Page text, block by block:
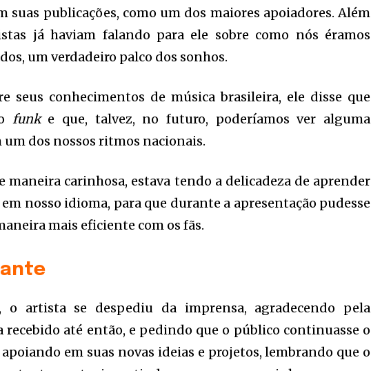
suas publicações, como um dos maiores apoiadores. Além
já haviam falando para ele sobre como nós éramos
um verdadeiro palco dos sonhos.
seus conhecimentos de música brasileira, ele disse que
funke que, talvez, no futuro, poderíamos ver alguma
um dos nossos ritmos nacionais.
maneira carinhosa, estava tendo a delicadeza de aprender
nosso idioma, para que durante a apresentação pudesse
mais eficiente com os fãs.
o artista se despediu da imprensa, agradecendo pela
recebido até então, e pedindo que o público continuasse o
em suas novas ideias e projetos, lembrando que o